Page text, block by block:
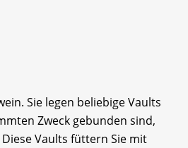
Sie legen beliebige Vaults
Zweck gebunden sind,
Vaults füttern Sie mit